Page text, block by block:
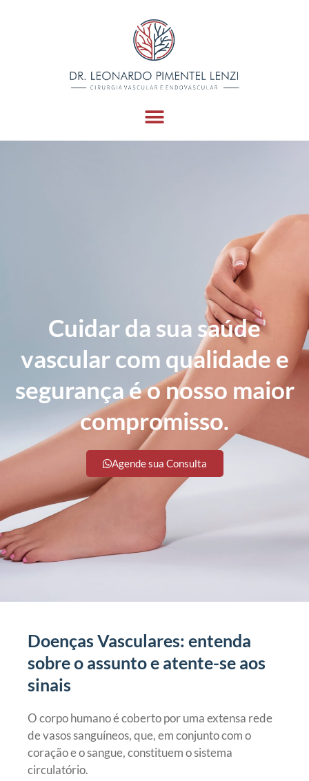
Doenças Vasculares
Cuidar da sua saúde
vascular com qualidade e
segurança é o nosso maior
compromisso.
Agende sua Consulta
Doenças Vasculares: entenda
sobre o assunto e atente-se aos
sinais
O corpo humano é coberto por uma extensa rede
de vasos sanguíneos, que, em conjunto com o
coração e o sangue, constituem o sistema
circulatório.